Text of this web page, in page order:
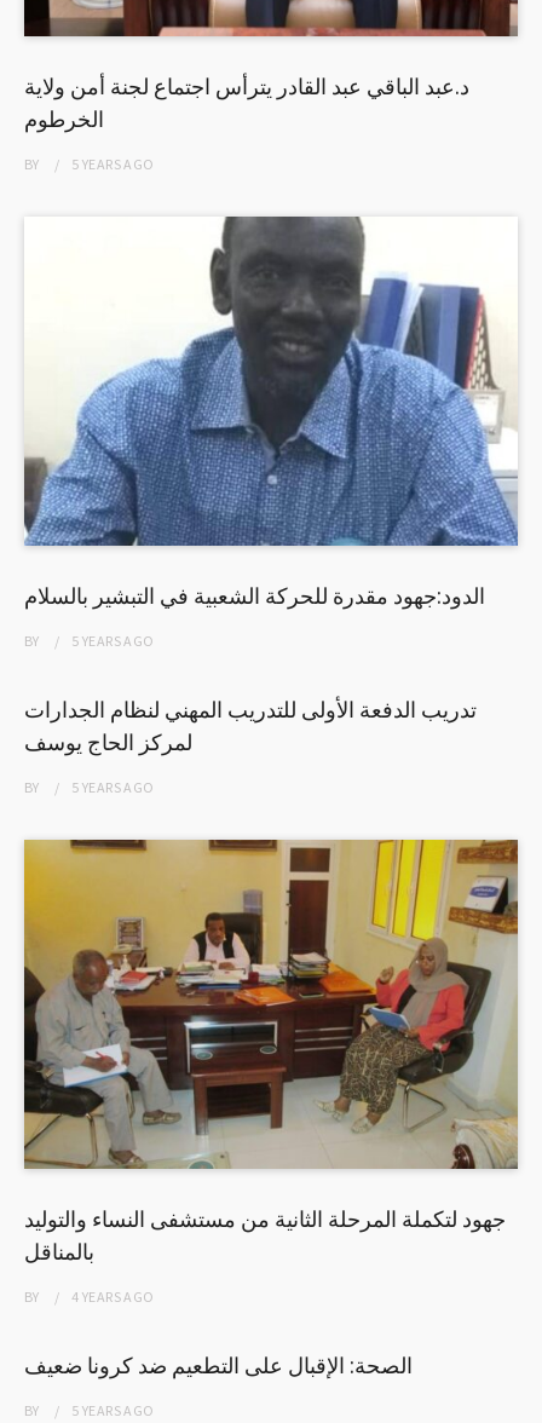
د.عبد الباقي عبد القادر يترأس اجتماع لجنة أمن ولاية
الخرطوم
BY 5 YEARSAGO
الدود:جهود مقدرة للحركة الشعبية في التبشير بالسلام
BY 5 YEARSAGO
تدريب الدفعة الأولى للتدريب المهني لنظام الجدارات
لمركز الحاج يوسف
BY 5 YEARSAGO
جهود لتكملة المرحلة الثانية من مستشفى النساء والتوليد
بالمناقل
BY 4 YEARSAGO
الصحة: الإقبال على التطعيم ضد كرونا ضعيف
BY 5 YEARSAGO